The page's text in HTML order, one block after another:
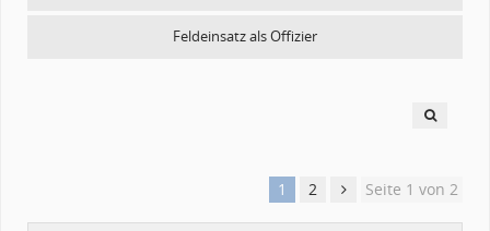
Feldeinsatz als Offizier
1 2 Seite 1 von 2